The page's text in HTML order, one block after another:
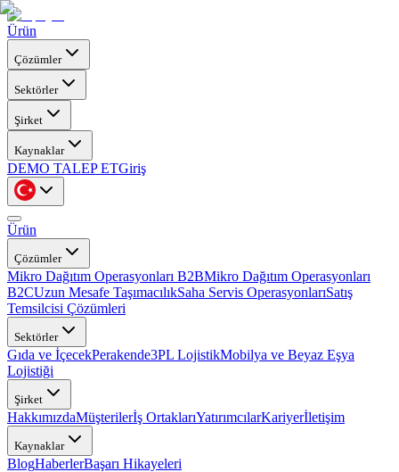
Ürün
Çözümler
Sektörler
Şirket
Kaynaklar
DEMO TALEP ETGiriş
Ürün
Çözümler
Mikro Dağıtım Operasyonları B2BMikro Dağıtım Operasyonları
B2CUzun Mesafe TaşımacılıkSaha Servis OperasyonlarıSatış
Temsilcisi Çözümleri
Sektörler
Gıda ve İçecekPerakende3PL LojistikMobilya ve Beyaz Eşya
Lojistiği
Şirket
HakkımızdaMüşterilerİş OrtaklarıYatırımcılarKariyerİletişim
Kaynaklar
BlogHaberlerBaşarı Hikayeleri